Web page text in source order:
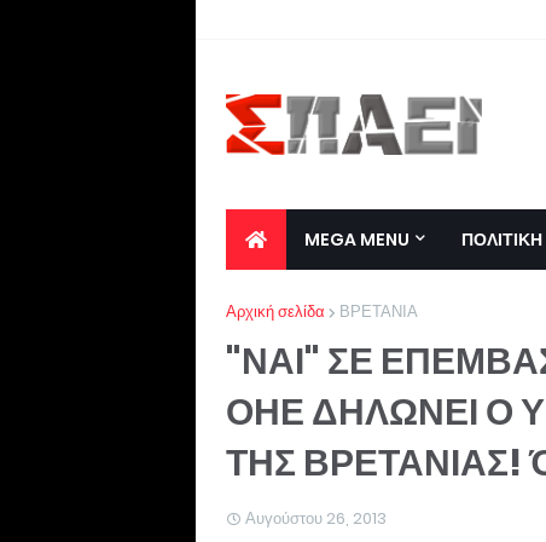
MEGA MENU ΠΟΛΙΤΙΚΗ
Αρχική σελίδα ΒΡΕΤΑΝΙΑ
"ΝΑΙ" ΣΕ
ΟΗΕ ΔΗΛΩΝΕΙ Ο
ΤΗΣ ΒΡΕΤΑΝΙΑΣ!
Αυγούστου 26, 2013